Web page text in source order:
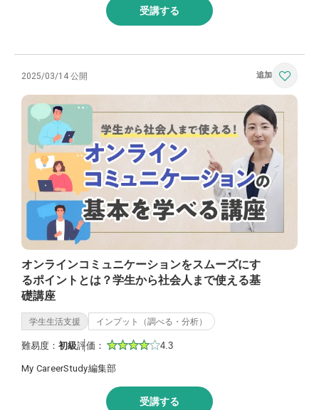
受講する
2025/03/14 公開
オンラインコミュニケーションをスムーズにす
るポイントとは？学生から社会人まで使える基
礎講座
学生生活支援 インプット（調べる・分析）
難易度： 初級評価： 4.3
My CareerStudy編集部
受講する